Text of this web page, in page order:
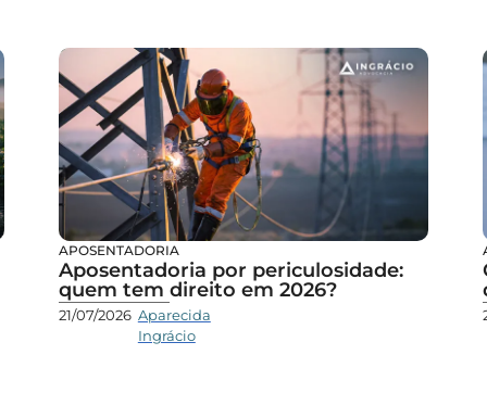
APOSENTADORIA
Aposentadoria por periculosidade:
quem tem direito em 2026?
21/07/2026 Aparecida
Ingrácio